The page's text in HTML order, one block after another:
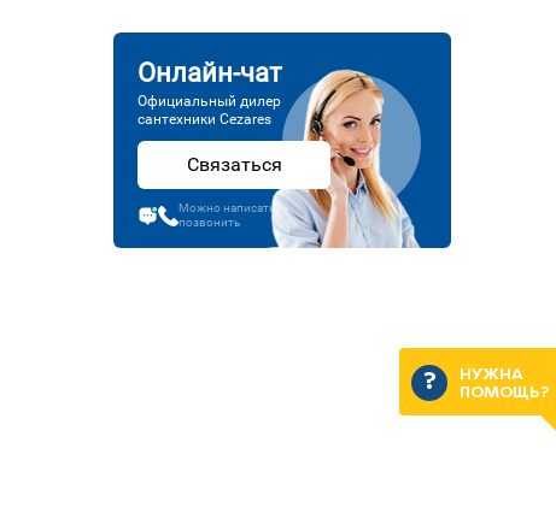
Онлайн-чат
Официальный дилер
сантехники Cezares
Связаться
Можно написать или
позвонить
НУЖНА
ПОМОЩЬ?